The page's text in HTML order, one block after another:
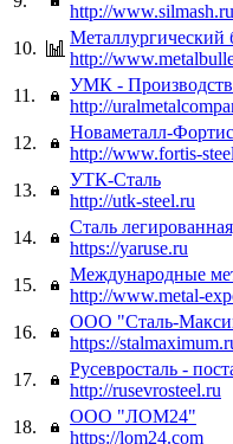
http://www.silmash.ru
10.
Металлургический
http://
11.
УМК -
http://
12.
Новаметалл-Фортис
http://www.fortis-
13.
УТК-Сталь
http://utk-steel.ru
14.
Сталь
https://yaruse.ru
15.
Международные
http://www.metal-
16.
ООО "Сталь-
https://
17.
Русевросталь -
http://rusevrosteel.ru
18.
ООО "ЛОМ24"
https://lom24.com